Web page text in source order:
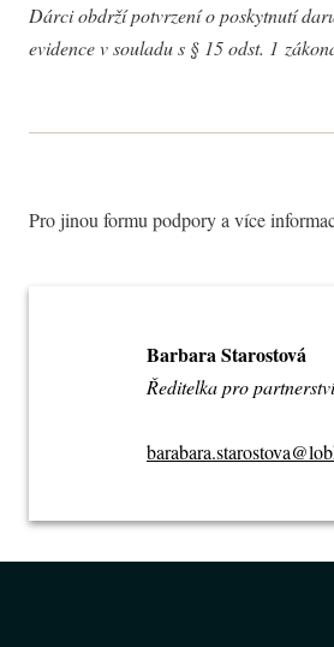
Dárci obdrží potvrzení o poskytnutí
evidence v souladu s § 15 odst. 1
Pro jinou formu podpory a více
Barbara Starostová
Ředitelka pro